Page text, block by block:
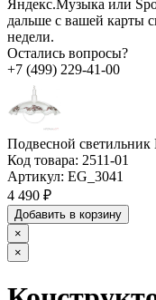
Яндекс.Музыка или
дальше с вашей карты
недели.
Остались вопросы?
+7 (499) 229-41-00
Подвесной светильник
Код товара: 2511-01
Артикул: EG_3041
4 490 ₽
Добавить в корзину
×
×